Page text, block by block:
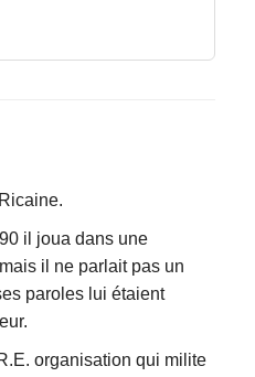
il joua dans une
il ne parlait pas un
paroles lui étaient
organisation qui milite